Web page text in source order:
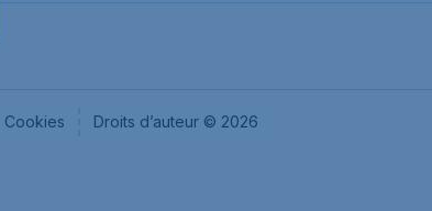
Cookies Droits d’auteur © 2026